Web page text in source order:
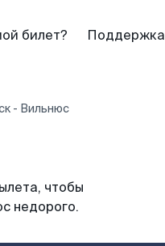
билет? Поддержка
- Вильнюс
чтобы
недорого.